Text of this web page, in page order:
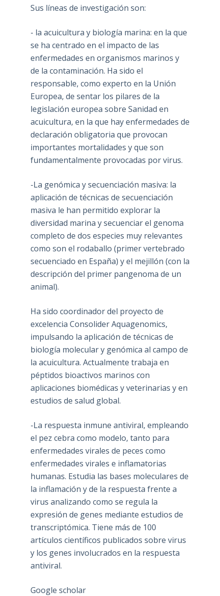
Sus líneas de investigación son:
- la acuicultura y biología marina: en la que
se ha centrado en el impacto de las
enfermedades en organismos marinos y
de la contaminación. Ha sido el
responsable, como experto en la Unión
Europea, de sentar los pilares de la
legislación europea sobre Sanidad en
acuicultura, en la que hay enfermedades de
declaración obligatoria que provocan
importantes mortalidades y que son
fundamentalmente provocadas por virus.
-La genómica y secuenciación masiva: la
aplicación de técnicas de secuenciación
masiva le han permitido explorar la
diversidad marina y secuenciar el genoma
completo de dos especies muy relevantes
como son el rodaballo (primer vertebrado
secuenciado en España) y el mejillón (con la
descripción del primer pangenoma de un
animal).
Ha sido coordinador del proyecto de
excelencia Consolider Aquagenomics,
impulsando la aplicación de técnicas de
biología molecular y genómica al campo de
la acuicultura. Actualmente trabaja en
péptidos bioactivos marinos con
aplicaciones biomédicas y veterinarias y en
estudios de salud global.
-La respuesta inmune antiviral, empleando
el pez cebra como modelo, tanto para
enfermedades virales de peces como
enfermedades virales e inflamatorias
humanas. Estudia las bases moleculares de
la inflamación y de la respuesta frente a
virus analizando como se regula la
expresión de genes mediante estudios de
transcriptómica. Tiene más de 100
artículos científicos publicados sobre virus
y los genes involucrados en la respuesta
antiviral.
Google scholar